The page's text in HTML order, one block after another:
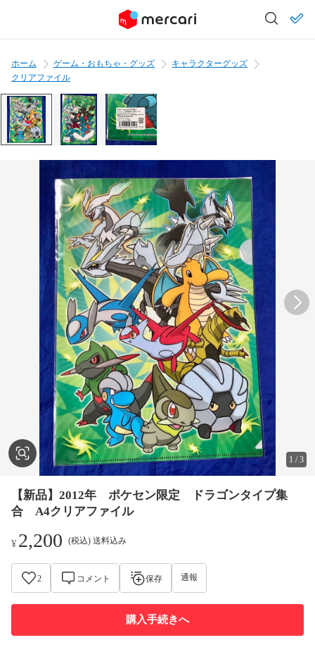
ホーム ゲーム・おもちゃ・グッズ
キャラクターグッズ
クリアファイル
1 /3
【新品】2012年 ポケセン限定 ドラゴンタイプ集
合 A4クリアファイル
¥2,200 (税込) 送料込み
2 コメント 保存 通報
購入手続きへ